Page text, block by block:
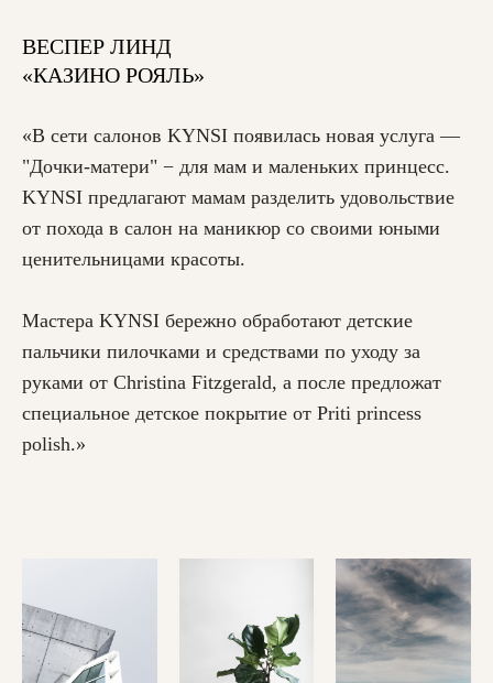
ВЕСПЕР ЛИНД
«КАЗИНО РОЯЛЬ»
«В сети салонов KYNSI появилась новая услуга —
"Дочки-матери" − для мам и маленьких принцесс.
KYNSI предлагают мамам разделить удовольствие
от похода в салон на маникюр со своими юными
ценительницами красоты.
Мастера KYNSI бережно обработают детские
пальчики пилочками и средствами по уходу за
руками от Christina Fitzgerald, а после предложат
специальное детское покрытие от Priti princess
polish.»